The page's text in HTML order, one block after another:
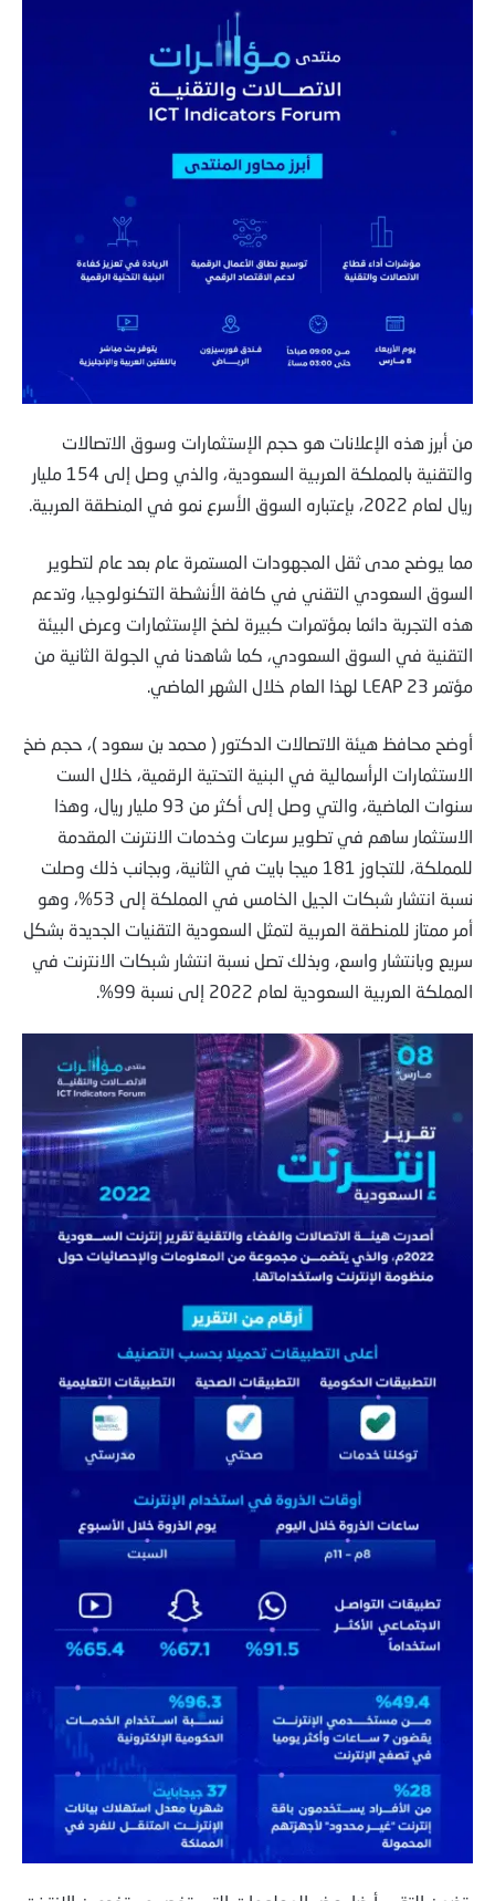
من أبرز هذه الإعلانات هو حجم الإستثمارات وسوق الاتصالات
والتقنية بالمملكة العربية السعودية، والذي وصل إلى 154 مليار
ريال لعام 2022، بإعتباره السوق الأسرع نمو في المنطقة العربية.
مما يوضح مدى ثقل المجهودات المستمرة عام بعد عام لتطوير
السوق السعودي التقني في كافة الأنشطة التكنولوجيا، وتدعم
هذه التجربة دائما بمؤتمرات كبيرة لضخ الإستثمارات وعرض البيئة
التقنية في السوق السعودي، كما شاهدنا في الجولة الثانية من
مؤتمر LEAP 23 لهذا العام خلال الشهر الماضي.
أوضح محافظ هيئة الاتصالات الدكتور ( محمد بن سعود )، حجم ضخ
الاستثمارات الرأسمالية في البنية التحتية الرقمية، خلال الست
سنوات الماضية، والتي وصل إلى أكثر من 93 مليار ريال، وهذا
الاستثمار ساهم في تطوير سرعات وخدمات الانترنت المقدمة
للمملكة، للتجاوز 181 ميجا بايت في الثانية، وبجانب ذلك وصلت
نسبة انتشار شبكات الجيل الخامس في المملكة إلى 53%، وهو
أمر ممتاز للمنطقة العربية لتمثل السعودية التقنيات الجديدة بشكل
سريع وبانتشار واسع، وبذلك تصل نسبة انتشار شبكات الانترنت في
المملكة العربية السعودية لعام 2022 إلى نسبة 99%.